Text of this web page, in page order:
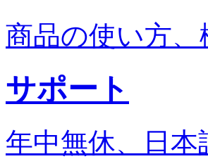
商品の使い方
サポート
年中無休、日